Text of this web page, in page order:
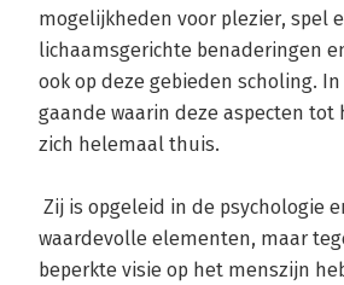
mogelijkheden voor plezier, spel
lichaamsgerichte benaderingen
ook op deze gebieden scholing.
gaande waarin deze aspecten
zich helemaal thuis.
waardevolle elementen, maar
beperkte visie op het menszijn